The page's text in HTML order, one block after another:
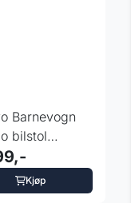
Barnevogn
bilstol
- sort
Kjøp